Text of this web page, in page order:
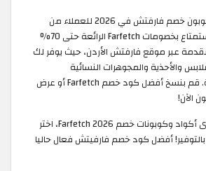
هو أقوى كوبون خصم فارفتش في 2026 للعملاء من
الأردن. الان يمكنك الاستمتاع بخصومات Farfetch الرائعة حتى 70%
عبر موقع فارفتش الأردن، حيث يوفر لك
والأحذية والمجوهرات النسائية
والإكسسوارات القيمة. قم بنسخ أفضل كود خصم Farfetch أو عرض
الآن!
توفر هذه الصفحة أقوى أكواد وكوبونات خصم Farfetch 2026، اختر
أفضل كود خصم فارفيتش فعال حاليا